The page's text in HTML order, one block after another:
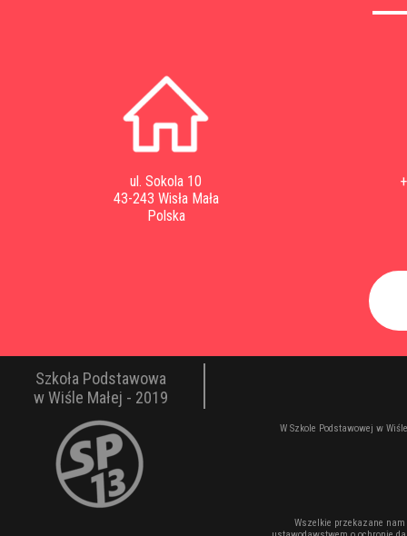
ul. Sokola 10
43-243 Wisła Mała
Polska
W Szkole Podstawowej w
Wszelkie przekazane
Szkoła Podstawowa
w Wiśle Małej - 2019